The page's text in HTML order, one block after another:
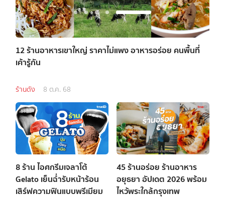
12 ร้านอาหารเขาใหญ่ ราคาไม่แพง อาหารอร่อย คนพื้นที่
เค้ารู้กัน
ร้านดัง 8 ต.ค. 68
8 ร้าน ไอศกรีมเจลาโต้
Gelato เย็นฉ่ำรับหน้าร้อน
เสิร์ฟความฟินแบบพรีเมียม
45 ร้านอร่อย ร้านอาหาร
อยุธยา อัปเดต 2026 พร้อม
ไหว้พระใกล้กรุงเทพ